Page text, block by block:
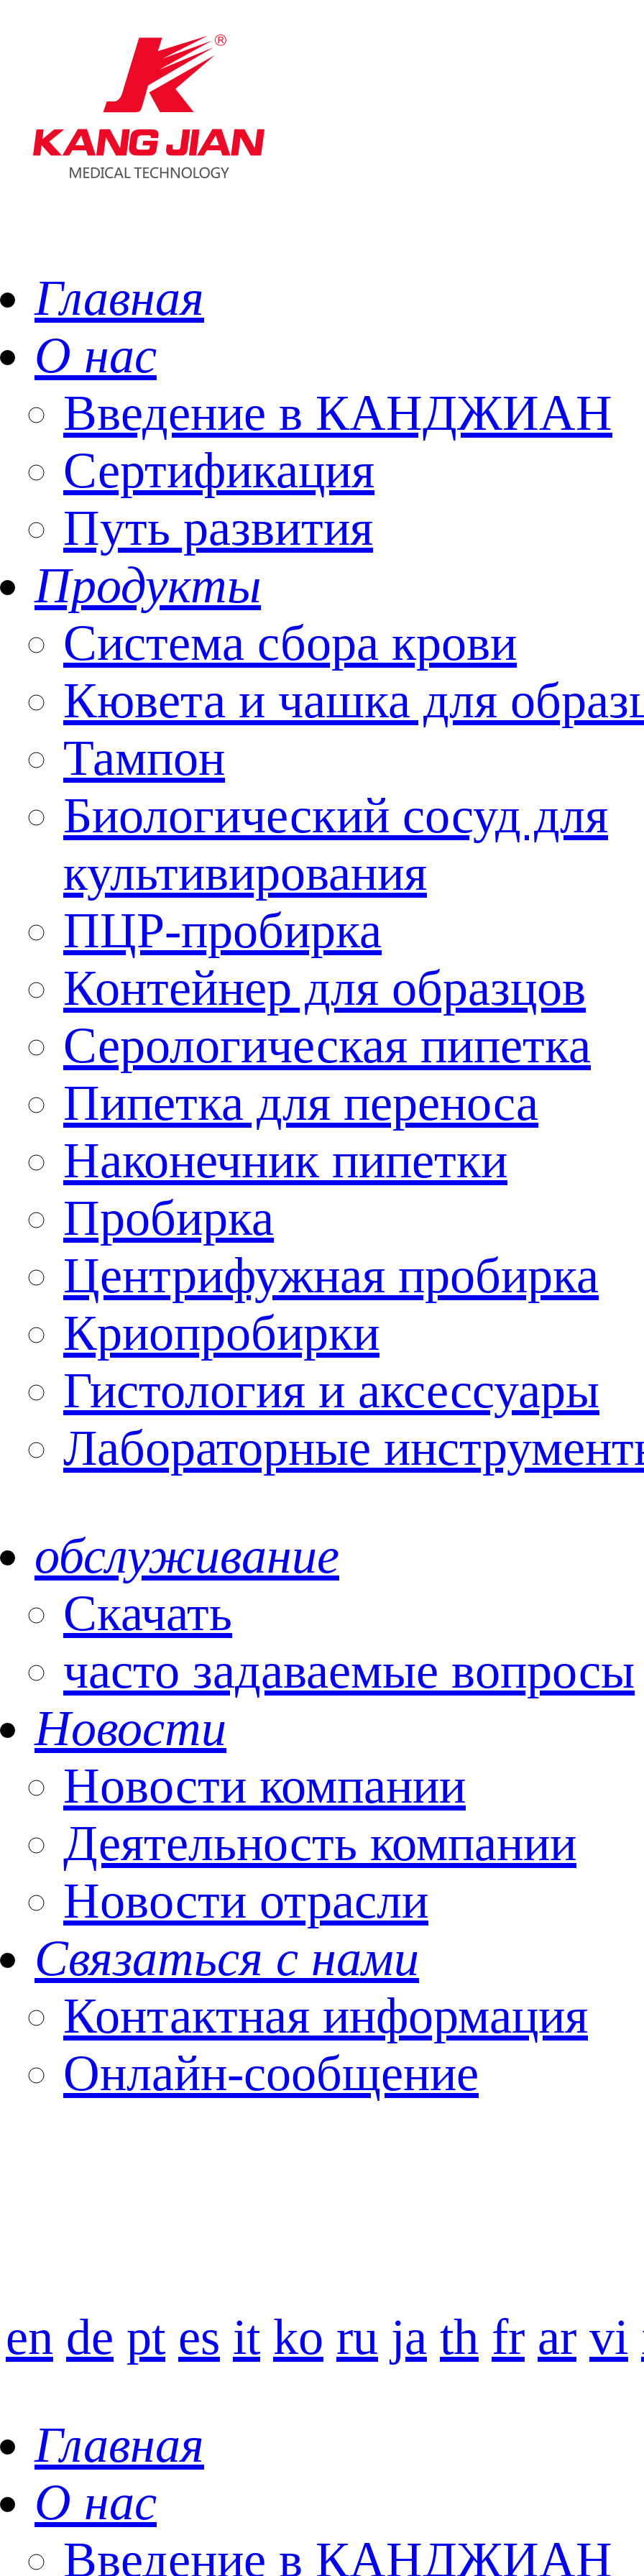
Главная
О нас
Введение в КАНДЖИАН
Сертификация
Путь развития
Продукты
Система сбора крови
Кювета и чашка для
Тампон
Биологический сосуд для
культивирования
ПЦР-пробирка
Контейнер для образцов
Серологическая пипетка
Пипетка для переноса
Наконечник пипетки
Пробирка
Центрифужная пробирка
Криопробирки
Гистология и аксессуары
Лабораторные
обслуживание
Скачать
часто задаваемые вопросы
Новости
Новости компании
Деятельность компании
Новости отрасли
Связаться с нами
Контактная информация
Онлайн-сообщение
en de pt es it ko ru ja th fr ar vi
Главная
О нас
Введение в КАНДЖИАН